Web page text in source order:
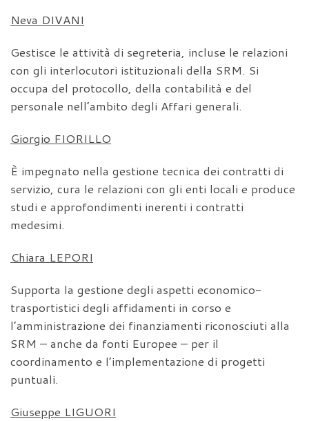
Neva DIVANI
Gestisce le attività di segreteria, incluse le relazioni
con gli interlocutori istituzionali della SRM. Si
occupa del protocollo, della contabilità e del
personale nell’ambito degli Affari generali.
Giorgio FIORILLO
È impegnato nella gestione tecnica dei contratti di
servizio, cura le relazioni con gli enti locali e produce
studi e approfondimenti inerenti i contratti
medesimi.
Chiara LEPORI
Supporta la gestione degli aspetti economico-
trasportistici degli affidamenti in corso e
l’amministrazione dei finanziamenti riconosciuti alla
SRM – anche da fonti Europee – per il
coordinamento e l’implementazione di progetti
puntuali.
Giuseppe LIGUORI